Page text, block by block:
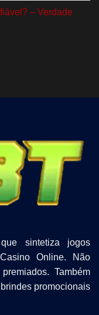
– Verdade
sintetiza jogos
Online. Não
Também
promocionais